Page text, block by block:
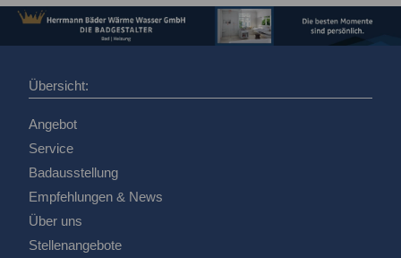
Übersicht:
Angebot
Service
Badausstellung
Empfehlungen & News
Über uns
Stellenangebote